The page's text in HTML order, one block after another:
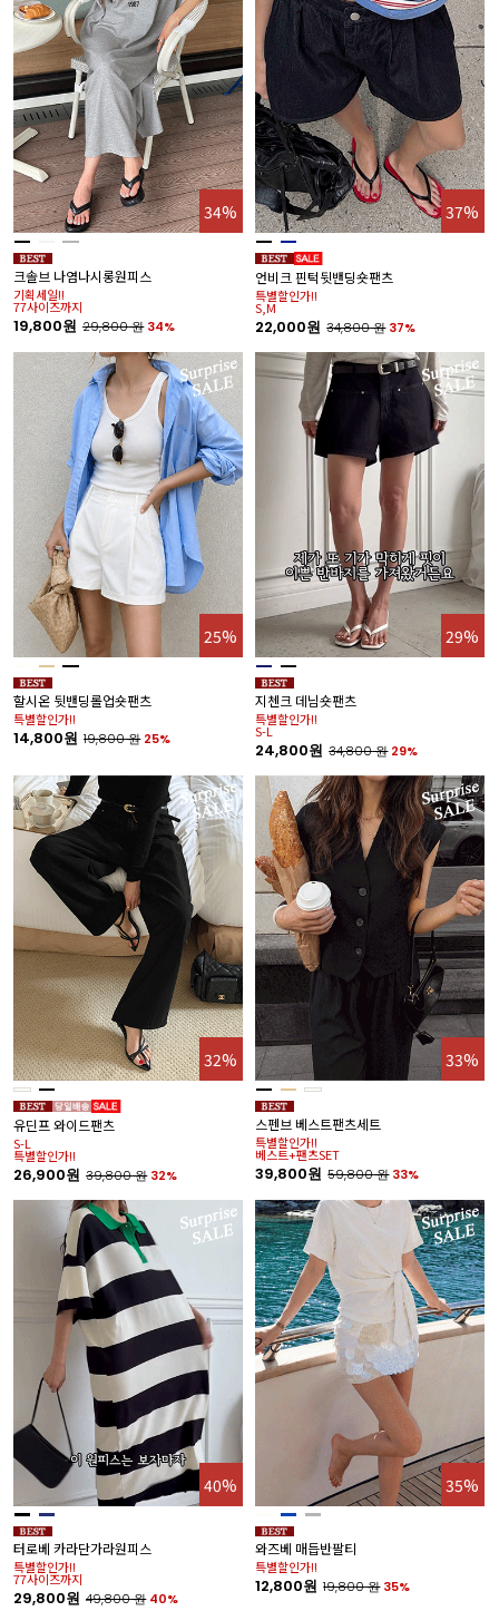
34%
크솔브 나염나시롱원피스
기획세일!!
77사이즈까지
19,800원 29,800원 34%
37%
언비크 핀턱뒷밴딩숏팬츠
특별할인가!!
S,M
22,000원 34,800원 37%
25%
할시온 뒷밴딩롤업숏팬츠
특별할인가!!
14,800원 19,800원 25%
29%
지첸크 데님숏팬츠
특별할인가!!
S-L
24,800원 34,800원 29%
32%
유딘프 와이드팬츠
S-L
특별할인가!!
26,900원 39,800원 32%
33%
스펜브 베스트팬츠세트
특별할인가!!
베스트+팬츠SET
39,800원 59,800원 33%
40%
터로베 카라단가라원피스
특별할인가!!
77사이즈까지
29,800원 49,800원 40%
35%
와즈베 매듭반팔티
특별할인가!!
12,800원 19,800원 35%